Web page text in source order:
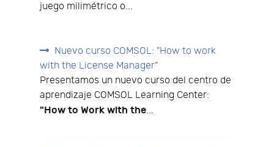
juego milimétrico o...
Nuevo curso COMSOL: "How to work
with the License Manager"
Presentamos un nuevo curso del centro de
aprendizaje COMSOL Learning Center:
"How to Work with the...